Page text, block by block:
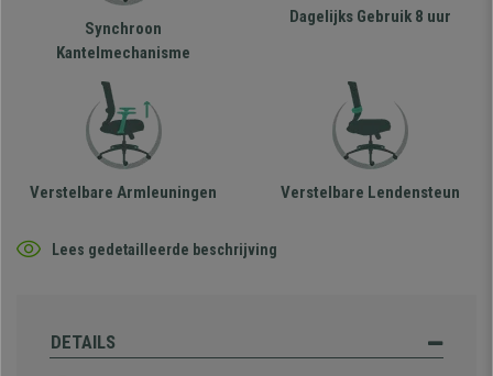
Synchroon
Kantelmechanisme
Dagelijks Gebruik 8 uur
Verstelbare Armleuningen Verstelbare Lendensteun
Lees gedetailleerde beschrijving
DETAILS